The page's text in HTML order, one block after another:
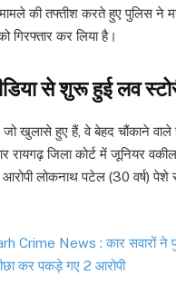
की तफ्तीश करते हुए पुलिस ने
गिरफ्तार कर लिया है।
से शुरू हुई लव
खुलासे हुए हैं, वे बेहद चौंकाने वाले
रायगढ़ जिला कोर्ट में जूनियर
आरोपी लोकनाथ पटेल (30 वर्ष)
Crime News : कार सवारों ने
कर पकड़े गए 2 आरोपी